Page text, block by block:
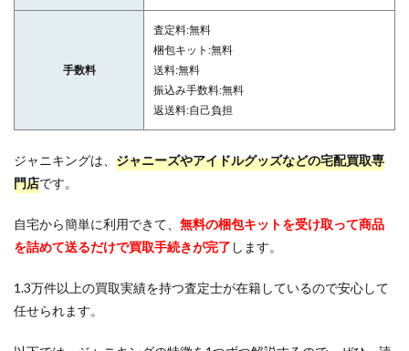
手数料
査定料:無料
梱包キット:無料
送料:無料
振込み手数料:無料
返送料:自己負担
ジャニキングは、 ジャニーズやアイドルグッズなどの宅配買取専
門店です。
自宅から簡単に利用できて、 無料の梱包キットを受け取って商品
を詰めて送るだけで買取手続きが完了 します。
1.3万件以上の買取実績を持つ査定士が在籍しているので安心して
任せられます。